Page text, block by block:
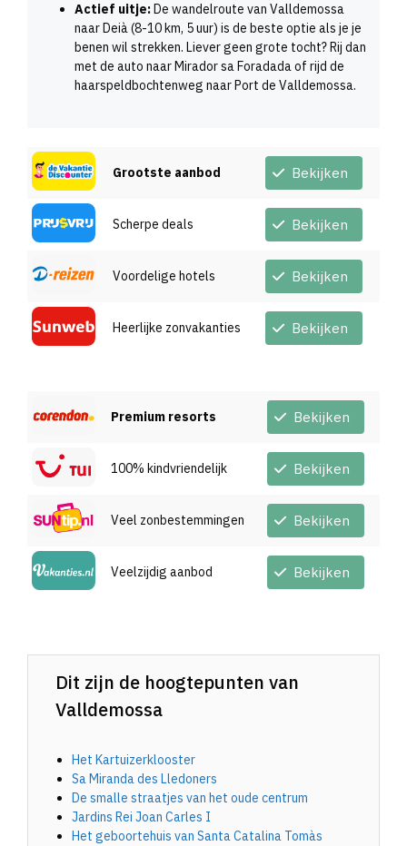
Actief uitje: De wandelroute van Valldemossa
naar Deià (8-10 km, 5 uur) is de beste optie als je je
benen wil strekken. Liever geen grote tocht? Rij dan
met de auto naar Mirador sa Foradada of rijd de
haarspeldbochtenweg naar Port de Valldemossa.
Grootste aanbod Bekijken
Scherpe deals Bekijken
Voordelige hotels Bekijken
Heerlijke zonvakanties Bekijken
Premium resorts Bekijken
100% kindvriendelijk Bekijken
Veel zonbestemmingen Bekijken
Veelzijdig aanbod Bekijken
Dit zijn de hoogtepunten van
Valldemossa
Het Kartuizerklooster
Sa Miranda des Lledoners
De smalle straatjes van het oude centrum
Jardins Rei Joan Carles I
Het geboortehuis van Santa Catalina Tomàs